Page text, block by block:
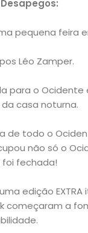
pequena feira
Léo Zamper.
para o
casa noturna.
de todo o
não só o
foi fechada!
edição
começaram a